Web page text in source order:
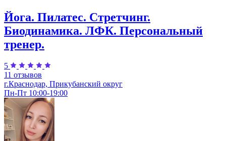
Йога. Пилатес. Стретчинг.
Биодинамика. ЛФК. Персональный
тренер.
5
11 отзывов
г.Краснодар, Прикубанский округ
Пн-Пт 10:00-19:00